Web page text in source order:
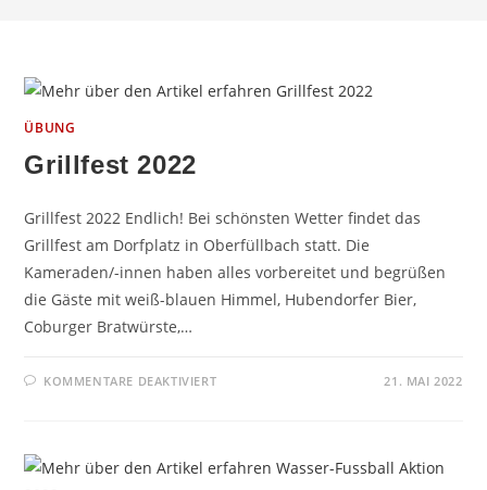
ÜBUNG
Grillfest 2022
Grillfest 2022 Endlich! Bei schönsten Wetter findet das
Grillfest am Dorfplatz in Oberfüllbach statt. Die
Kameraden/-innen haben alles vorbereitet und begrüßen
die Gäste mit weiß-blauen Himmel, Hubendorfer Bier,
Coburger Bratwürste,…
KOMMENTARE DEAKTIVIERTFÜR 21. MAI 2022